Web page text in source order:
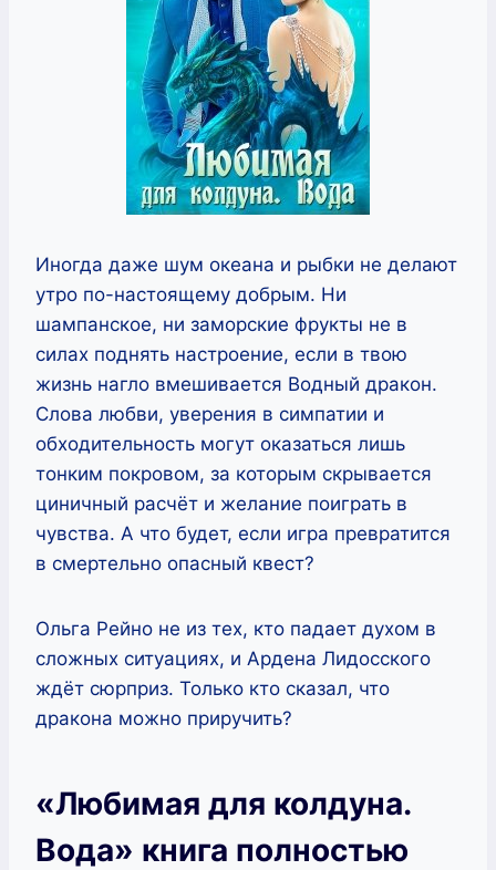
Иногда даже шум океана и рыбки не делают
утро по-настоящему добрым. Ни
шампанское, ни заморские фрукты не в
силах поднять настроение, если в твою
жизнь нагло вмешивается Водный дракон.
Слова любви, уверения в симпатии и
обходительность могут оказаться лишь
тонким покровом, за которым скрывается
циничный расчёт и желание поиграть в
чувства. А что будет, если игра превратится
в смертельно опасный квест?
Ольга Рейно не из тех, кто падает духом в
сложных ситуациях, и Ардена Лидосского
ждёт сюрприз. Только кто сказал, что
дракона можно приручить?
«Любимая для колдуна.
Вода» книга полностью